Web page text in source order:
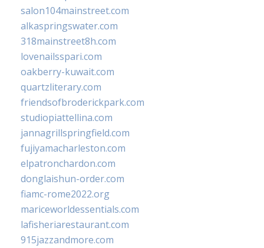
salon104mainstreet.com
alkaspringswater.com
318mainstreet8h.com
lovenailsspari.com
oakberry-kuwait.com
quartzliterary.com
friendsofbroderickpark.com
studiopiattellina.com
jannagrillspringfield.com
fujiyamacharleston.com
elpatronchardon.com
donglaishun-order.com
fiamc-rome2022.org
mariceworldessentials.com
lafisheriarestaurant.com
915jazzandmore.com